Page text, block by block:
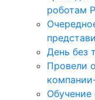
роботам
День без
Провели
Обучение